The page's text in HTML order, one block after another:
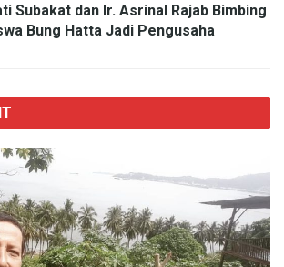
Subakat dan Ir. Asrinal Rajab Bimbing
Bung Hatta Jadi Pengusaha